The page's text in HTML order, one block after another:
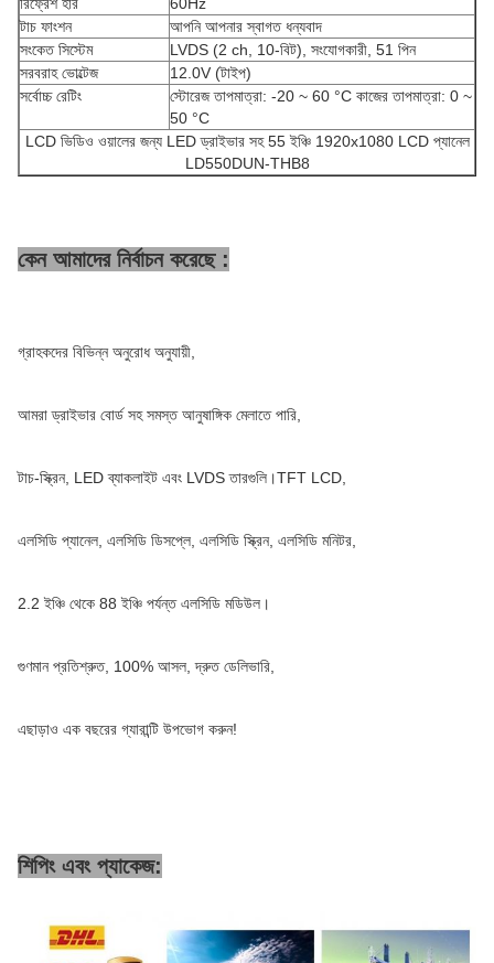
টাচ ফাংশন
আপনি আপনার স্বাগত ধন্যবাদ
সংকেত সিস্টেম
LVDS (2 ch, 10-বিট), সংযোগকারী, 51 পিন
সরবরাহ ভোল্টেজ
12.0V (টাইপ)
সর্বোচ্চ রেটিং
স্টোরেজ তাপমাত্রা: -20 ~ 60 °C কাজের তাপমাত্রা: 0 ~
50 °C
LCD ভিডিও ওয়ালের জন্য LED ড্রাইভার সহ 55 ইঞ্চি 1920x1080 LCD প্যানেল
LD550DUN-THB8
কেন আমাদের নির্বাচন করেছে :
গ্রাহকদের বিভিন্ন অনুরোধ অনুযায়ী,
আমরা ড্রাইভার বোর্ড সহ সমস্ত আনুষাঙ্গিক মেলাতে পারি,
টাচ-স্ক্রিন, LED ব্যাকলাইট এবং LVDS তারগুলি।TFT LCD,
এলসিডি প্যানেল, এলসিডি ডিসপ্লে, এলসিডি স্ক্রিন, এলসিডি মনিটর,
2.2 ইঞ্চি থেকে 88 ইঞ্চি পর্যন্ত এলসিডি মডিউল।
গুণমান প্রতিশ্রুত, 100% আসল, দ্রুত ডেলিভারি,
এছাড়াও এক বছরের গ্যারান্টি উপভোগ করুন!
শিপিং এবং প্যাকেজ: